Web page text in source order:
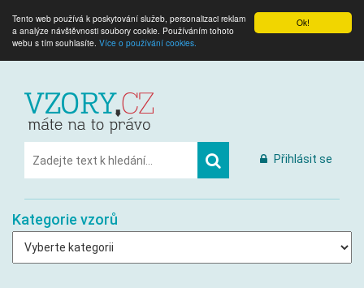
Ok!
Tento web používá k poskytování služeb, personalizaci reklam
a analýze návštěvnosti soubory cookie. Používáním tohoto
webu s tím souhlasíte. Více o používání cookies.
Přihlásit se
Kategorie vzorů